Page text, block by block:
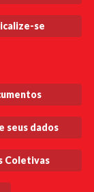
se
seus dados
Coletivas